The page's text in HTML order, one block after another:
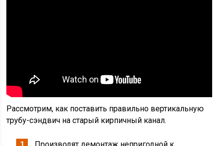
Рассмотрим, как поставить правильно вертикальную
трубу-сэндвич на старый кирпичный канал.